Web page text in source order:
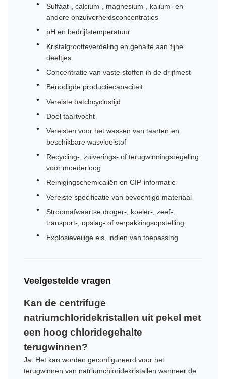
Sulfaat-, calcium-, magnesium-, kalium- en
andere onzuiverheidsconcentraties
pH en bedrijfstemperatuur
Kristalgrootteverdeling en gehalte aan fijne
deeltjes
Concentratie van vaste stoffen in de drijfmest
Benodigde productiecapaciteit
Vereiste batchcyclustijd
Doel taartvocht
Vereisten voor het wassen van taarten en
beschikbare wasvloeistof
Recycling-, zuiverings- of terugwinningsregeling
voor moederloog
Reinigingschemicaliën en CIP-informatie
Vereiste specificatie van bevochtigd materiaal
Stroomafwaartse droger-, koeler-, zeef-,
transport-, opslag- of verpakkingsopstelling
Explosieveilige eis, indien van toepassing
Veelgestelde vragen
Kan de centrifuge
natriumchloridekristallen uit pekel met
een hoog chloridegehalte
terugwinnen?
Ja. Het kan worden geconfigureerd voor het
terugwinnen van natriumchloridekristallen wanneer de